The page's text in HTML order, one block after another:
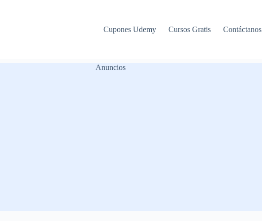
Cupones Udemy Cursos Gratis Contáctanos
Anuncios